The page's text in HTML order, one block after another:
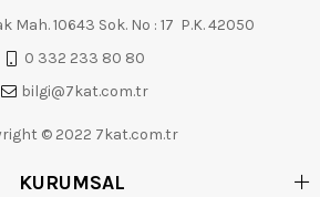
Mah. 10643 Sok. No : 17 P.K. 42050
0 332 233 80 80
bilgi@7kat.com.tr
© 2022 7kat.com.tr
KURUMSAL